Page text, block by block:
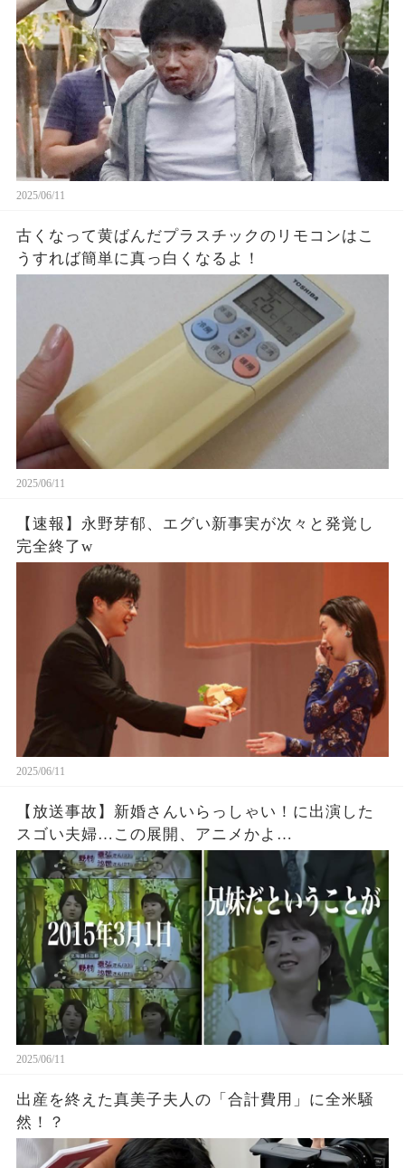
2025/06/11
古くなって黄ばんだプラスチックのリモコンはこ
うすれば簡単に真っ白くなるよ！
2025/06/11
【速報】永野芽郁、エグい新事実が次々と発覚し
完全終了w
2025/06/11
【放送事故】新婚さんいらっしゃい！に出演した
スゴい夫婦…この展開、アニメかよ…
2025/06/11
出産を終えた真美子夫人の「合計費用」に全米騒
然！？